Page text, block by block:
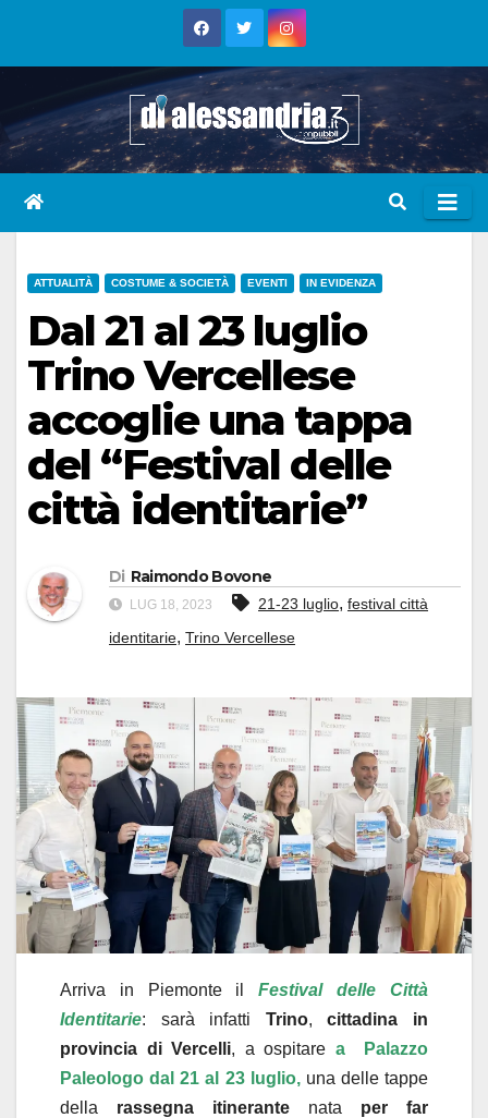
ATTUALITÀ COSTUME & SOCIETÀ EVENTI IN EVIDENZA
Dal 21 al 23 luglio
Trino Vercellese
accoglie una tappa
del “Festival delle
città identitarie”
Di Raimondo Bovone
LUG 18, 2023 21-23 luglio, festival città
identitarie, Trino Vercellese
Arriva in Piemonte ilFestival delle Città
Identitarie: sarà infatti Trino,cittadina in
provincia di Vercelli, a ospitare a Palazzo
Paleologo dal 21 al 23 luglio, una delle tappe
della rassegna itinerante nata per far